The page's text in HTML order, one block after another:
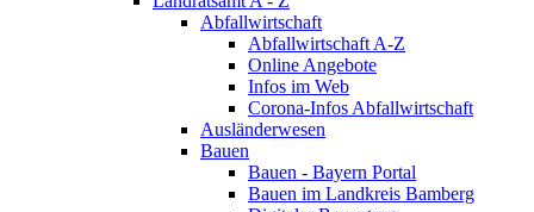
Abfallwirtschaft
Abfallwirtschaft A-Z
Online Angebote
Infos im Web
Corona-Infos Abfallwirtschaft
Ausländerwesen
Bauen
Bauen - Bayern Portal
Bauen im Landkreis Bamberg